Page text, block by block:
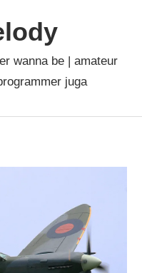
wanna be | amateur
juga